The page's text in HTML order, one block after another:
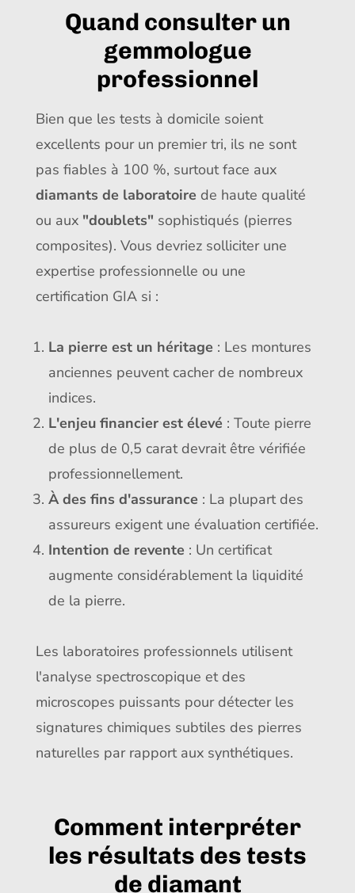
Quand consulter un
gemmologue
professionnel
Bien que les tests à domicile soient
excellents pour un premier tri, ils ne sont
pas fiables à 100 %, surtout face aux
diamants de laboratoire de haute qualité
ou aux "doublets" sophistiqués (pierres
composites). Vous devriez solliciter une
expertise professionnelle ou une
certification GIA si :
La pierre est un héritage : Les montures
anciennes peuvent cacher de nombreux
indices.
L'enjeu financier est élevé : Toute pierre
de plus de 0,5 carat devrait être vérifiée
professionnellement.
À des fins d'assurance : La plupart des
assureurs exigent une évaluation certifiée.
Intention de revente : Un certificat
augmente considérablement la liquidité
de la pierre.
Les laboratoires professionnels utilisent
l'analyse spectroscopique et des
microscopes puissants pour détecter les
signatures chimiques subtiles des pierres
naturelles par rapport aux synthétiques.
Comment interpréter
les résultats des tests
de diamant